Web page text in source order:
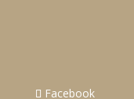
Facebook